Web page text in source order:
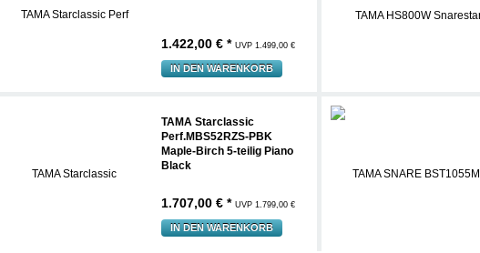
1.422,00 € * UVP 1.499,00 €
IN DEN WARENKORB
TAMA Starclassic
Perf.MBS52RZS-PBK
Maple-Birch 5-teilig Piano
Black
1.707,00 € * UVP 1.799,00 €
IN DEN WARENKORB